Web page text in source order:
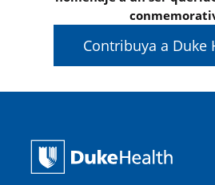
Contribuya a Duke